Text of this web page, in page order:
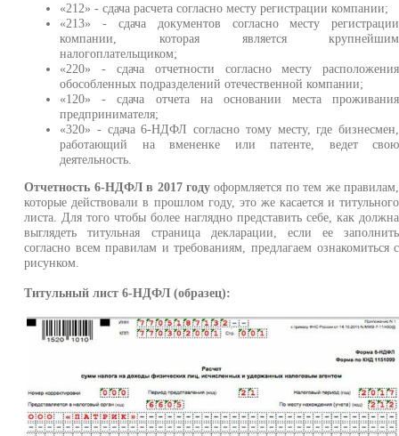
«212» - сдача расчета согласно месту регистрации компании;
«213» - сдача документов согласно месту регистрации
компании, которая является крупнейшим
налогоплательщиком;
«220» - сдача отчетности согласно месту расположения
обособленных подразделений отечественной компании;
«120» - сдача отчета на основании места проживания
предпринимателя;
«320» - сдача 6-НДФЛ согласно тому месту, где бизнесмен,
работающий на вмененке или патенте, ведет свою
деятельность.
Отчетность 6-НДФЛ в 2017 годуоформляется по тем же правилам,
которые действовали в прошлом году, это же касается и титульного
листа. Для того чтобы более наглядно представить себе, как должна
выглядеть титульная страница декларации, если ее заполнить
согласно всем правилам и требованиям, предлагаем ознакомиться с
рисунком.
Титульный лист 6-НДФЛ (образец):